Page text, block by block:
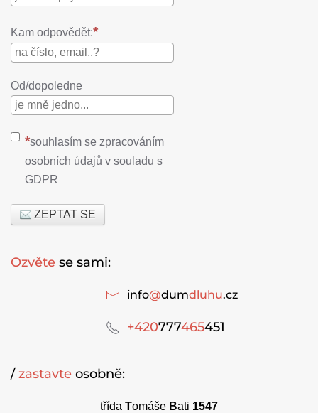
Kam odpovědět:
Od/dopoledne
souhlasím se zpracováním
osobních údajů v souladu s
GDPR
ZEPTAT SE
Ozvěte se sami:
info@dumdluhu.cz
+420777465451
/zastavte osobně:
třída Tomáše Bati 1547